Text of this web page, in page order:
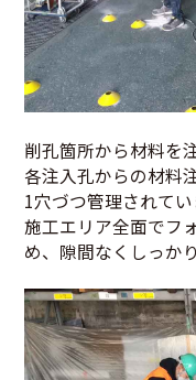
削孔箇所から材料を
各注入孔からの材料
1穴づつ管理されてい
施工エリア全面でフ
め、隙間なくしっか